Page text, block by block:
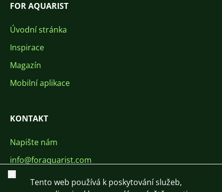
FOR AQUARIST
Úvodní stránka
Inspirace
Magazín
Mobilní aplikace
KONTAKT
Napište nám
info@foraquarist.com
+420 603 449 602
Zavřít
Tento web používá k poskytování služeb,